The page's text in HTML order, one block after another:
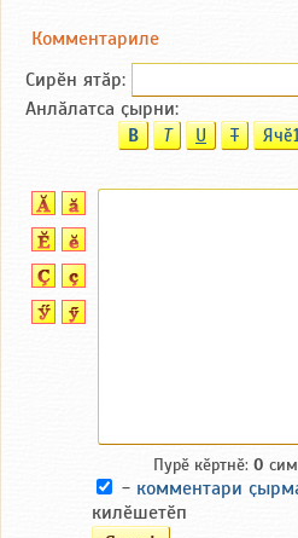
Комментариле
Сирӗн ятӑp:
Анлӑлатса ҫырни:
B T U T
Пурӗ кӗртнӗ: 0
- комментари
килӗшетӗп